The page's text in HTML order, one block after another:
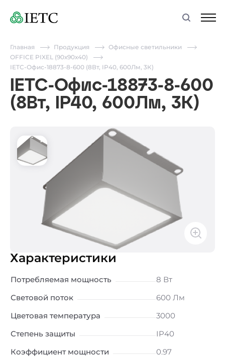
Главная Продукция
Офисные светильники
OFFICE PIXEL (90х90х40)
IETC-Офис-18873-8-600 (8Вт, IP40, 600Лм, 3К)
IETC-Офис-18873-8-600
(8Вт, IP40, 600Лм, 3К)
Характеристики
Потребляемая мощность
8 Вт
Световой поток
600 Лм
Цветовая температура
3000
Степень защиты
IP40
Коэффициент мощности
0.97